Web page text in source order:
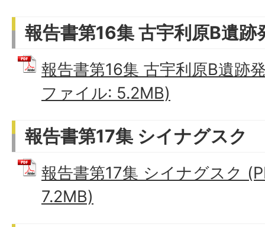
報告書第16集 古宇利原B遺跡
報告書第16集 古宇利原B遺跡
ファイル: 5.2MB)
報告書第17集 シイナグスク
報告書第17集 シイナグスク
7.2MB)